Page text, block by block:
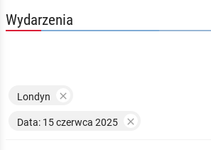
Wydarzenia
Londyn 
Data: 15 czerwca 2025 